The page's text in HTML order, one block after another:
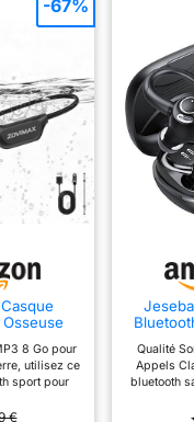
8 Go8 Go pour
utilisez ce
sport pour
nager,
€
-67%
Qualité
Appels
bluetooth